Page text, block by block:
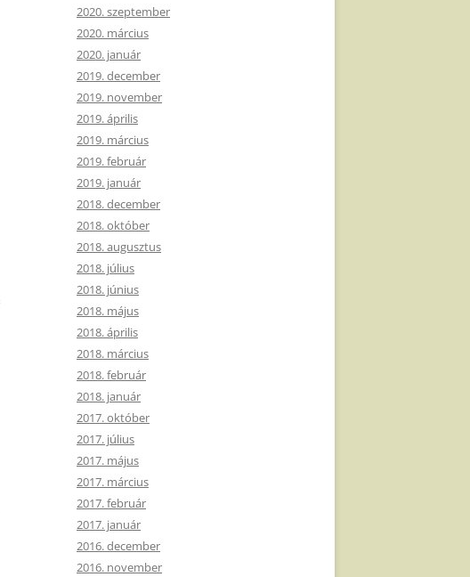
2020. szeptember
2020. március
2020. január
2019. december
2019. november
2019. április
2019. március
2019. február
2019. január
2018. december
2018. október
2018. augusztus
2018. július
2018. június
2018. május
2018. április
2018. március
2018. február
2018. január
2017. október
2017. július
2017. május
2017. március
2017. február
2017. január
2016. december
2016. november